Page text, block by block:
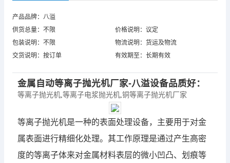
产品品牌：八溢
供货总量：不限
价格说明：议定
包装说明：不限
物流说明：货运及物流
交货说明：按订单
有效期至：长期有效
金属自动等离子抛光机厂家-八溢设备品质好：
等离子抛光机,等离子电浆抛光机,铜等离子抛光机厂家
等离子抛光机是一种的表面处理设备，主要用于对金
属表面进行精细化处理。其工作原理是通过产生高密
度的等离子体来对金属材料表层的微小凹凸、划痕等